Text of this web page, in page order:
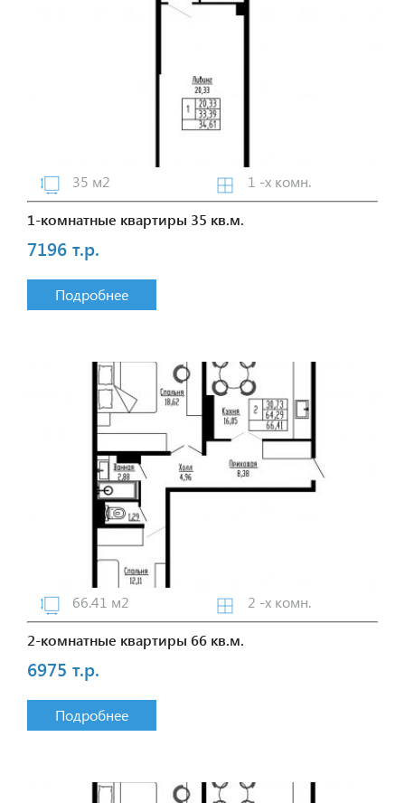
35 м2
1 -х комн.
1-комнатные квартиры 35 кв.м.
7196 т.р.
Подробнее
66.41 м2
2 -х комн.
2-комнатные квартиры 66 кв.м.
6975 т.р.
Подробнее